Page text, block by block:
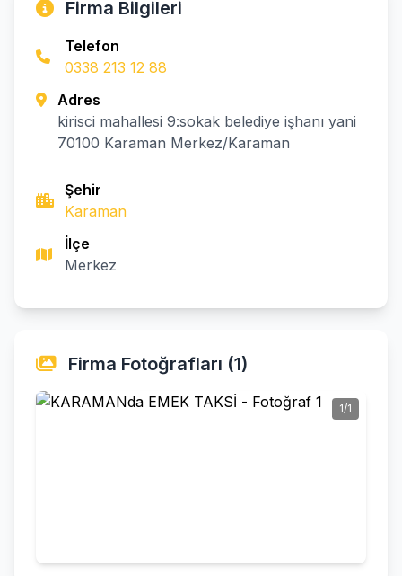
Firma Bilgileri
Telefon
0338 213 12 88
Adres
kirisci mahallesi 9:sokak belediye işhanı yani
70100 Karaman Merkez/Karaman
Şehir
Karaman
İlçe
Merkez
Firma Fotoğrafları (1)
1/1